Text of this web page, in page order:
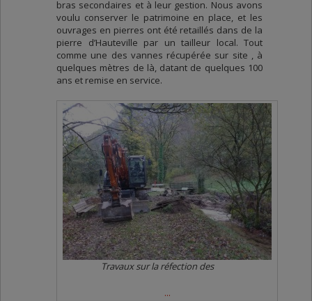
bras secondaires et à leur gestion. Nous avons
voulu conserver le patrimoine en place, et les
ouvrages en pierres ont été retaillés dans de la
pierre d’Hauteville par un tailleur local. Tout
comme une des vannes récupérée sur site , à
quelques mètres de là, datant de quelques 100
ans et remise en service.
Travaux sur la réfection des
...